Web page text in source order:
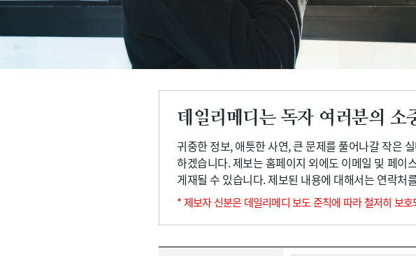
법적고지
데일리메디는 독자 여러분의 소
귀중한 정보, 애틋한 사연, 큰 문제를 풀어나갈 작은
하겠습니다. 제보는 홈페이지 외에도 이메일 및 페이
게재될 수 있습니다. 제보된 내용에 대해서는 연락처
* 제보자 신분은 데일리메디 보도 준칙에 따라 철저히 보